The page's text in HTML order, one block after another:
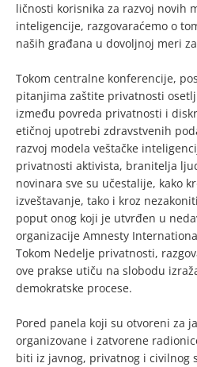
ličnosti korisnika za razvoj novih
inteligencije, razgovaraćemo o
naših građana u dovoljnoj meri
Tokom centralne konferencije,
pitanjima zaštite privatnosti
između povreda privatnosti i
etičnoj upotrebi zdravstvenih
razvoj modela veštačke
privatnosti aktivista, branitelja
novinara sve su učestalije, kako
izveštavanje, tako i kroz
poput onog koji je utvrđen u
organizacije Amnesty
Tokom Nedelje privatnosti,
ove prakse utiču na slobodu
demokratske procese.
Pored panela koji su otvoreni za
organizovane i zatvorene
biti iz javnog, privatnog i civilnog